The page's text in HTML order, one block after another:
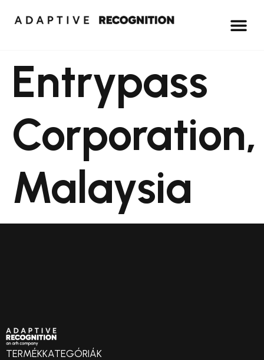
Entrypass
Corporation,
Malaysia
TERMÉKKATEGÓRIÁK